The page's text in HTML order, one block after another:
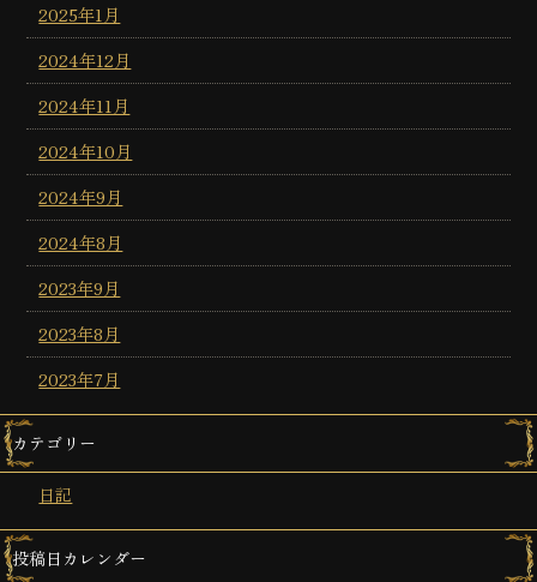
2025年1月
2024年12月
2024年11月
2024年10月
2024年9月
2024年8月
2023年9月
2023年8月
2023年7月
カテゴリー
日記
投稿日カレンダー